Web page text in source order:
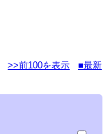
>>前100を表示
■最新